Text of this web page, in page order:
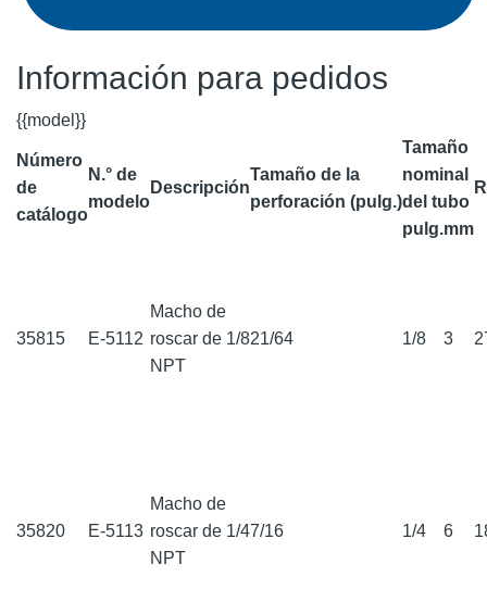
Información para pedidos
{{model}}
Número
de
catálogo
N.° de
modelo
Descripción
Tamaño de la
perforación (pulg.)
Tamaño
nominal
del tubo
pulg.mm
35815 E-5112
Macho de
roscar de 1/8
NPT
21/64 1/8 3
35820 E-5113
Macho de
roscar de 1/4
NPT
7/16 1/4 6